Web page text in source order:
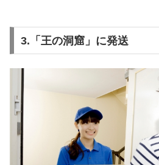
3.「王の洞窟」に発送